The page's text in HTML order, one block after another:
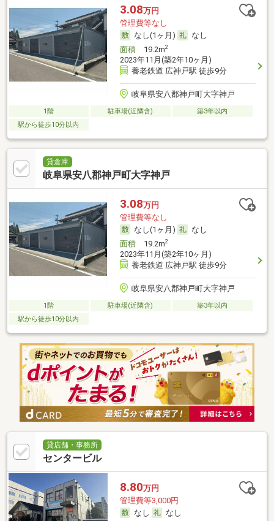
3.08万円
管理費等なし
なし(1ヶ月)
なし
面積19.2m2
2023年11月(築2年10ヶ月)
養老鉄道 広神戸駅 徒歩9分
岐阜県安八郡神戸町大字神戸
1階 駐車場(近隣含)
築3年以内
駅から徒歩10分以内
貸倉庫
岐阜県安八郡神戸町大字神戸
3.08万円
管理費等なし
なし(1ヶ月)
なし
面積19.2m2
2023年11月(築2年10ヶ月)
養老鉄道 広神戸駅 徒歩9分
岐阜県安八郡神戸町大字神戸
1階 駐車場(近隣含)
築3年以内
駅から徒歩10分以内
貸店舗・事務所
センタービル
8.80万円
管理費等3,000円
なし
なし